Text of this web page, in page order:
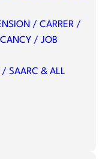
/ CARRER /
/ JOB
SAARC & ALL